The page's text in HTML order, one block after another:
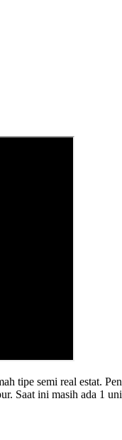
tipe semi real estat.
Saat ini masih ada 1